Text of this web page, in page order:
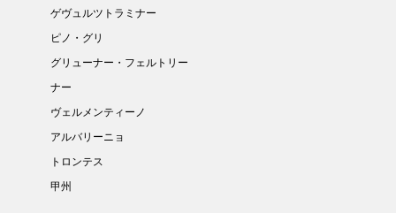
ゲヴュルツトラミナー
ピノ・グリ
グリューナー・フェルトリー
ナー
ヴェルメンティーノ
アルバリーニョ
トロンテス
甲州